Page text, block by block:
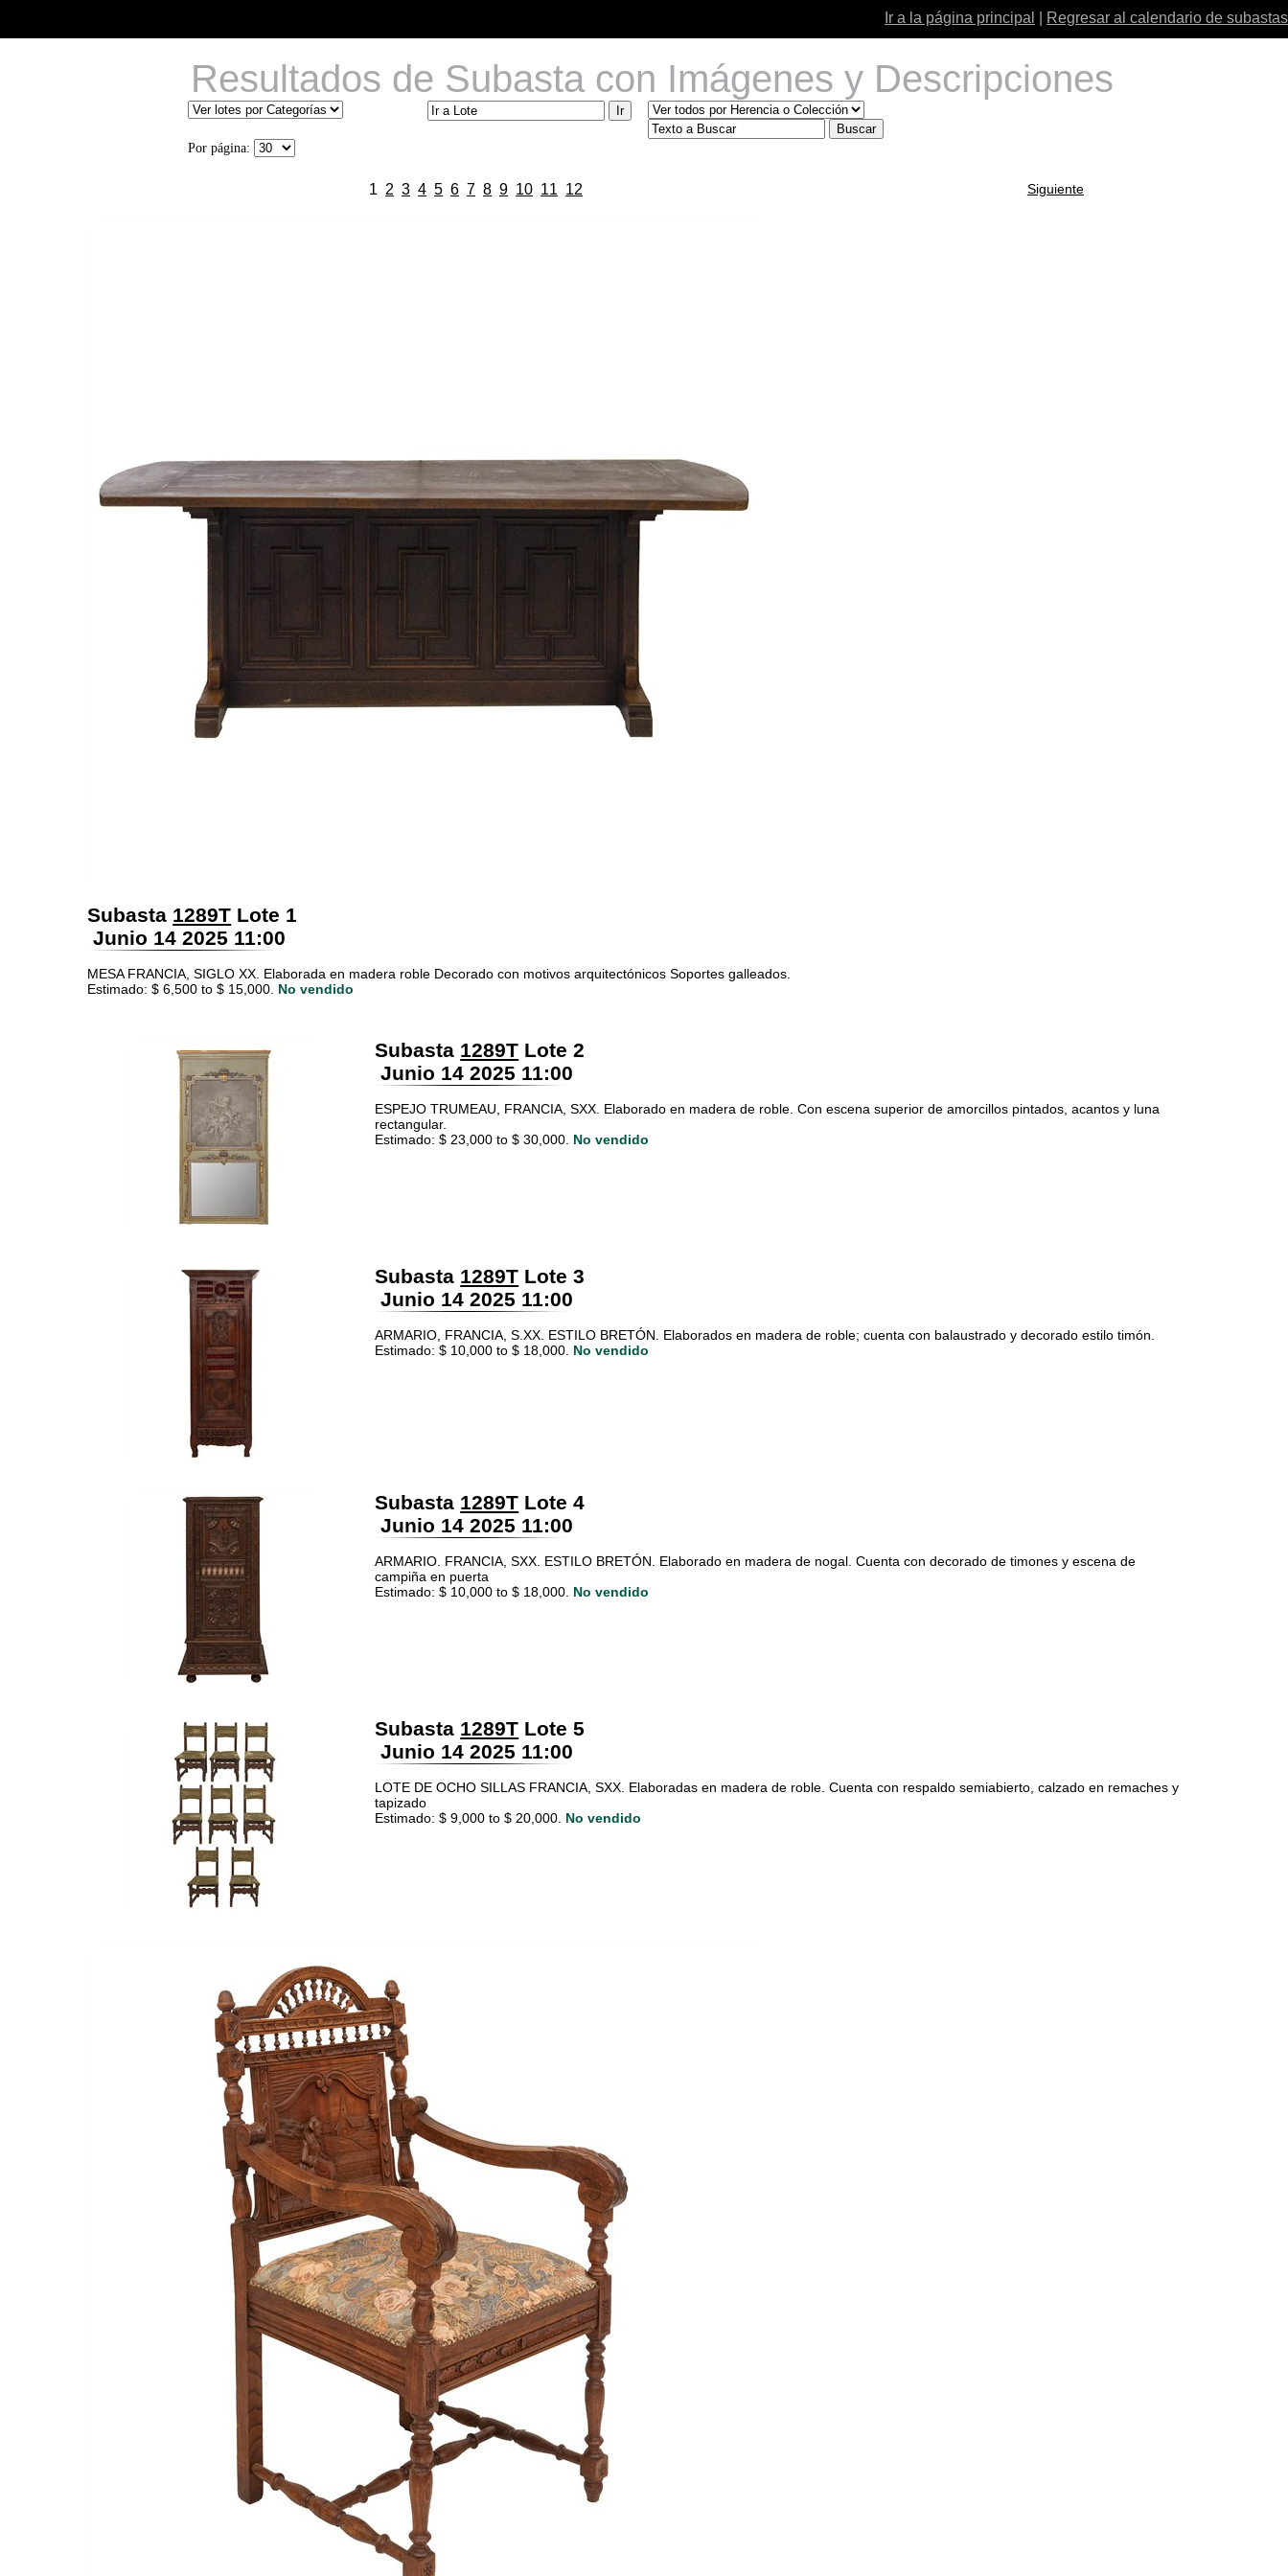
Ir a la página principal Regresar al calendario de subastas
Resultados de Subasta con Imágenes y Descripciones
Por página:
1 2 3 4 5 6 7 8 9 10 11 12 Siguiente
Subasta 1289T Lote 1
Junio 14 2025 11:00
MESA FRANCIA, SIGLO XX. Elaborada en madera roble Decorado con motivos arquitectónicos Soportes galleados.
Estimado: $ 6,500 to $ 15,000. No vendido
Subasta 1289T Lote 2
Junio 14 2025 11:00
ESPEJO TRUMEAU, FRANCIA, SXX. Elaborado en madera de roble. Con escena superior de amorcillos pintados, acantos y luna
rectangular.
Estimado: $ 23,000 to $ 30,000. No vendido
Subasta 1289T Lote 3
Junio 14 2025 11:00
ARMARIO, FRANCIA, S.XX. ESTILO BRETÓN. Elaborados en madera de roble; cuenta con balaustrado y decorado estilo timón.
Estimado: $ 10,000 to $ 18,000. No vendido
Subasta 1289T Lote 4
Junio 14 2025 11:00
ARMARIO. FRANCIA, SXX. ESTILO BRETÓN. Elaborado en madera de nogal. Cuenta con decorado de timones y escena de
campiña en puerta
Estimado: $ 10,000 to $ 18,000. No vendido
Subasta 1289T Lote 5
Junio 14 2025 11:00
LOTE DE OCHO SILLAS FRANCIA, SXX. Elaboradas en madera de roble. Cuenta con respaldo semiabierto, calzado en remaches y
tapizado
Estimado: $ 9,000 to $ 20,000. No vendido